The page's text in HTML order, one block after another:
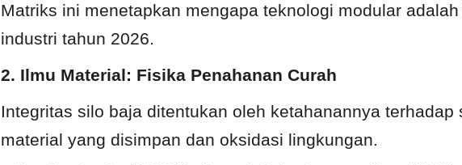
Matriks ini menetapkan mengapa teknologi modular
industri tahun 2026.
2. Ilmu Material: Fisika Penahanan Curah
Integritas silo baja ditentukan oleh ketahanannya terhadap
material yang disimpan dan oksidasi lingkungan.